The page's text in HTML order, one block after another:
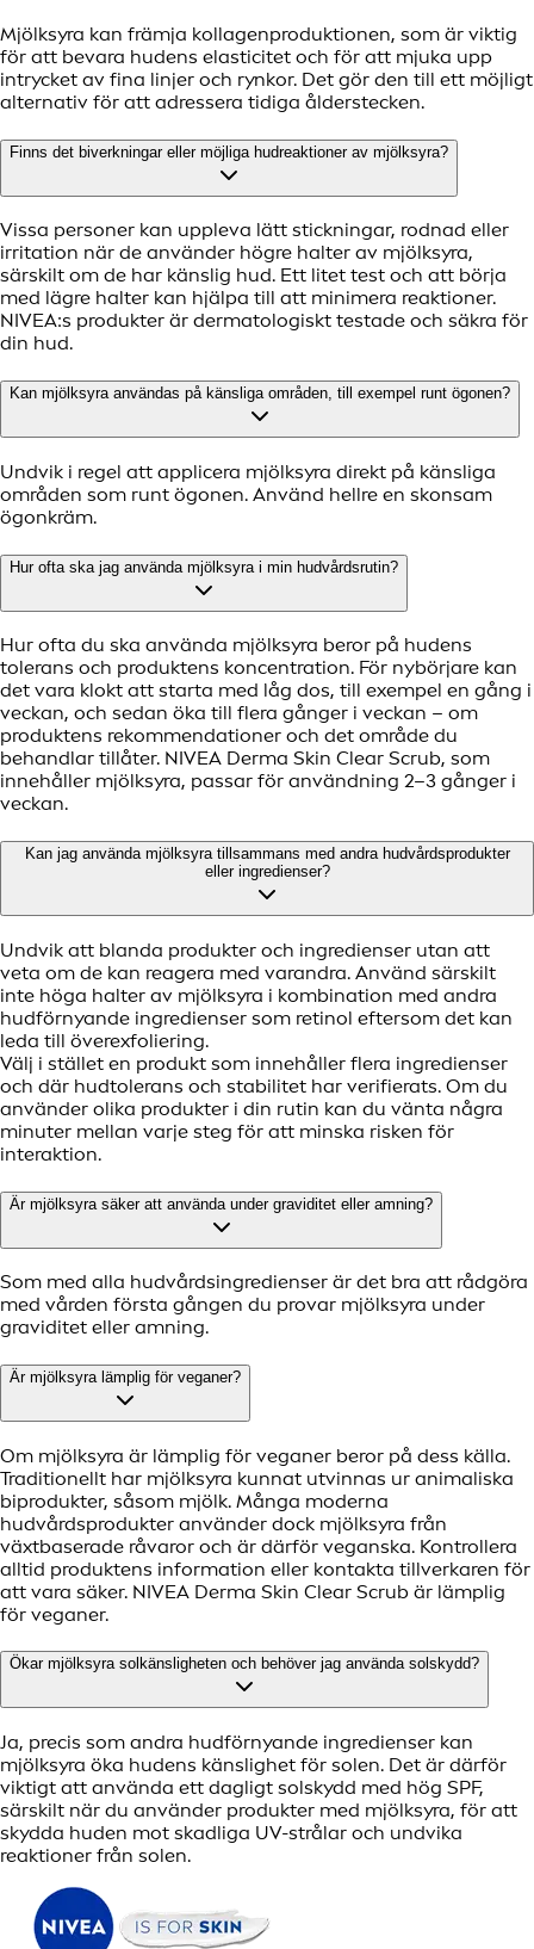
Mjölksyra kan främja kollagenproduktionen, som är viktig
för att bevara hudens elasticitet och för att mjuka upp
intrycket av fina linjer och rynkor. Det gör den till ett möjligt
alternativ för att adressera tidiga ålderstecken.
Finns det biverkningar eller möjliga hudreaktioner av mjölksyra?
Vissa personer kan uppleva lätt stickningar, rodnad eller
irritation när de använder högre halter av mjölksyra,
särskilt om de har känslig hud. Ett litet test och att börja
med lägre halter kan hjälpa till att minimera reaktioner.
NIVEA:s produkter är dermatologiskt testade och säkra för
din hud.
Kan mjölksyra användas på känsliga områden, till exempel runt ögonen?
Undvik i regel att applicera mjölksyra direkt på känsliga
områden som runt ögonen. Använd hellre en skonsam
ögonkräm.
Hur ofta ska jag använda mjölksyra i min hudvårdsrutin?
Hur ofta du ska använda mjölksyra beror på hudens
tolerans och produktens koncentration. För nybörjare kan
det vara klokt att starta med låg dos, till exempel en gång i
veckan, och sedan öka till flera gånger i veckan – om
produktens rekommendationer och det område du
behandlar tillåter. NIVEA Derma Skin Clear Scrub, som
innehåller mjölksyra, passar för användning 2–3 gånger i
veckan.
Kan jag använda mjölksyra tillsammans med andra hudvårdsprodukter
eller ingredienser?
Undvik att blanda produkter och ingredienser utan att
veta om de kan reagera med varandra. Använd särskilt
inte höga halter av mjölksyra i kombination med andra
hudförnyande ingredienser som retinol eftersom det kan
leda till överexfoliering.
Välj i stället en produkt som innehåller flera ingredienser
och där hudtolerans och stabilitet har verifierats. Om du
använder olika produkter i din rutin kan du vänta några
minuter mellan varje steg för att minska risken för
interaktion.
Är mjölksyra säker att använda under graviditet eller amning?
Som med alla hudvårdsingredienser är det bra att rådgöra
med vården första gången du provar mjölksyra under
graviditet eller amning.
Är mjölksyra lämplig för veganer?
Om mjölksyra är lämplig för veganer beror på dess källa.
Traditionellt har mjölksyra kunnat utvinnas ur animaliska
biprodukter, såsom mjölk. Många moderna
hudvårdsprodukter använder dock mjölksyra från
växtbaserade råvaror och är därför veganska. Kontrollera
alltid produktens information eller kontakta tillverkaren för
att vara säker. NIVEA Derma Skin Clear Scrub är lämplig
för veganer.
Ökar mjölksyra solkänsligheten och behöver jag använda solskydd?
Ja, precis som andra hudförnyande ingredienser kan
mjölksyra öka hudens känslighet för solen. Det är därför
viktigt att använda ett dagligt solskydd med hög SPF,
särskilt när du använder produkter med mjölksyra, för att
skydda huden mot skadliga UV-strålar och undvika
reaktioner från solen.